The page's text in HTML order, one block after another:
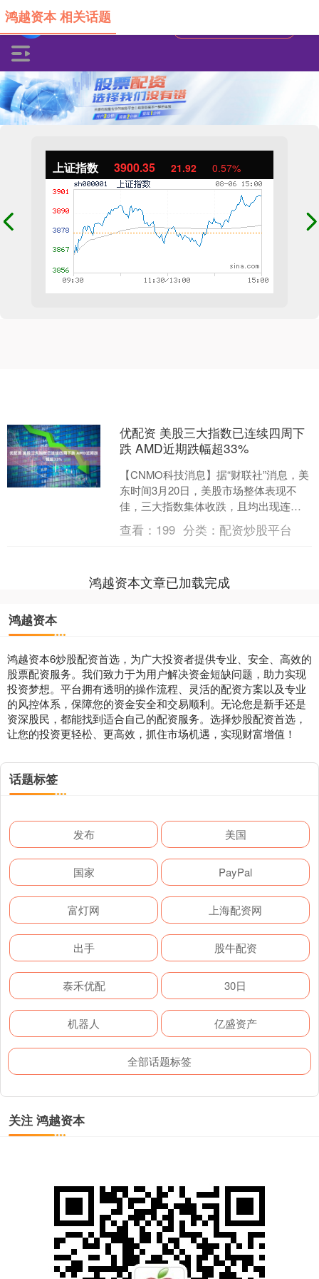
上证指数 3900.35 21.92 0.57%
鸿越资本 相关话题
优配资 美股三大指数已连续四周下
跌 AMD近期跌幅超33%
【CNMO科技消息】据“财联社”消息，美
东时间3月20日，美股市场整体表现不
佳，三大指数集体收跌，且均出现连续
四周下跌的态势。 道琼斯工业平均指数
当日下跌0.9....
查看： 199 分类： 配资炒股平台
鸿越资本文章已加载完成
鸿越资本
鸿越资本6炒股配资首选，为广大投资者提供专业、安全、高效的
股票配资服务。我们致力于为用户解决资金短缺问题，助力实现
投资梦想。平台拥有透明的操作流程、灵活的配资方案以及专业
的风控体系，保障您的资金安全和交易顺利。无论您是新手还是
资深股民，都能找到适合自己的配资服务。选择炒股配资首选，
让您的投资更轻松、更高效，抓住市场机遇，实现财富增值！
话题标签
发布 美国
国家 PayPal
富灯网 上海配资网
出手 股牛配资
泰禾优配 30日
机器人 亿盛资产
全部话题标签
关注 鸿越资本